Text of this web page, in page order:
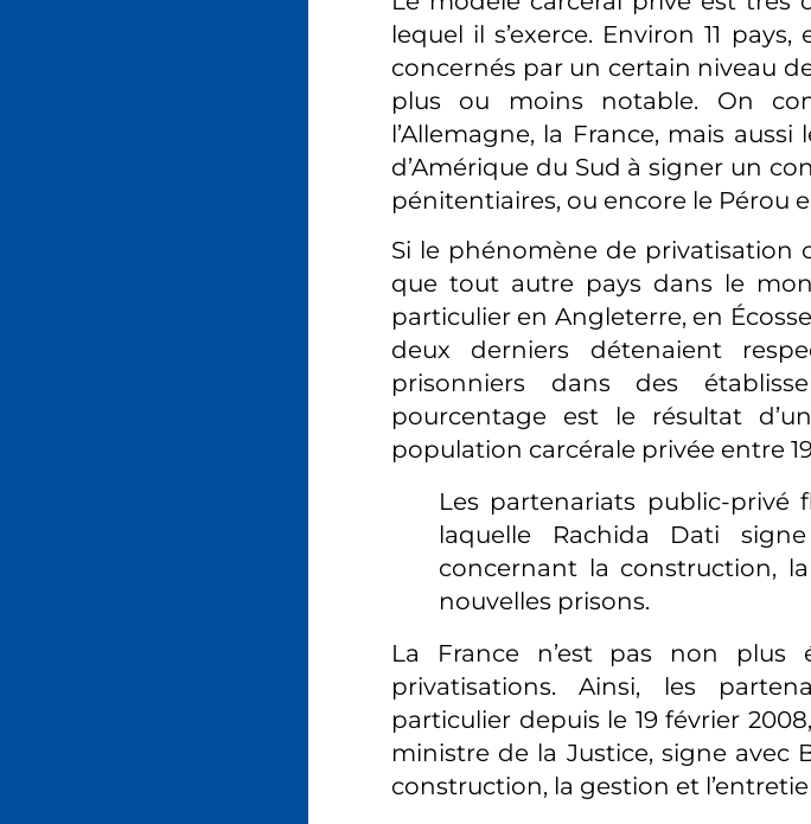
lequel il s’exerce. Environ 11
concernés par un certain niveau
plus ou moins notable. On
l’Allemagne, la France, mais
d’Amérique du Sud à signer un
pénitentiaires, ou encore le Pérou
Si le phénomène de privatisation
que tout autre pays dans le
particulier en Angleterre, en
deux derniers détenaient
prisonniers dans des
pourcentage est le résultat
population carcérale privée entre
Les partenariats public-privé
laquelle Rachida Dati
concernant la construction,
nouvelles prisons.
La France n’est pas non plus
privatisations. Ainsi, les
particulier depuis le 19 février
ministre de la Justice, signe avec
construction, la gestion et